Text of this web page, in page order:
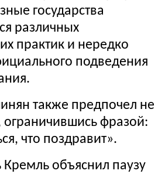
государства
различных
практик и нередко
подведения
также предпочел не
ограничившись фразой:
что поздравит».
объяснил паузу